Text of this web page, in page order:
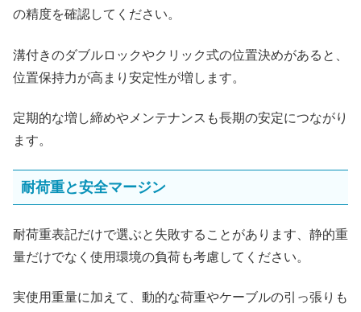
の精度を確認してください。
溝付きのダブルロックやクリック式の位置決めがあると、
位置保持力が高まり安定性が増します。
定期的な増し締めやメンテナンスも長期の安定につながり
ます。
耐荷重と安全マージン
耐荷重表記だけで選ぶと失敗することがあります、静的重
量だけでなく使用環境の負荷も考慮してください。
実使用重量に加えて、動的な荷重やケーブルの引っ張りも